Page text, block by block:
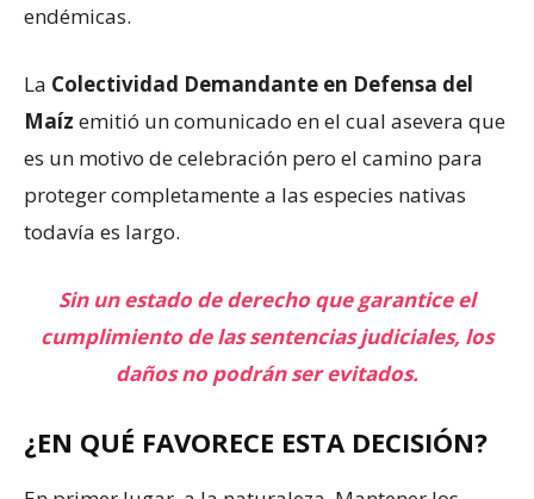
endémicas.
La Colectividad Demandante en Defensa del
Maíz emitió un comunicado en el cual asevera que
es un motivo de celebración pero el camino para
proteger completamente a las especies nativas
todavía es largo.
Sin un estado de derecho que garantice el
cumplimiento de las sentencias judiciales, los
daños no podrán ser evitados.
¿EN QUÉ FAVORECE ESTA DECISIÓN?